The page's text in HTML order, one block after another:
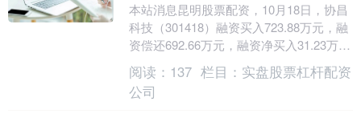
本站消息昆明股票配资，10月18日，协昌
科技（301418）融资买入723.88万元，融
资偿还692.66万元，融资净买入31.23万
元，融资余额8504.21....
阅读： 137 栏目： 实盘股票杠杆配资
公司